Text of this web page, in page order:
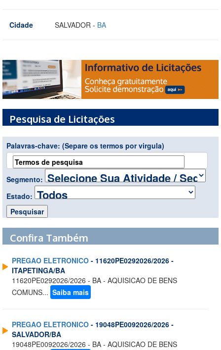
Cidade SALVADOR - BA
Pesquisa de Licitações
Palavras-chave: (Separe os termos por virgula)
Segmento:
Estado:
Confira Também
PREGAO ELETRONICO - 11620PE0292026/2026 -
ITAPETINGA/BA
11620PE0292026/2026 - BA - AQUISICAO DE BENS
COMUNS... Saiba mais
PREGAO ELETRONICO - 19048PE0092026/2026 -
SALVADOR/BA
19048PE0092026/2026 - BA - AQUISICAO DE BENS